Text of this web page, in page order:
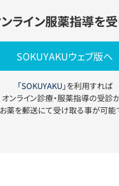
ライン服薬指導を
SOKUYAKUウェブ版へ
「SOKUYAKU」を利用すれば
オンライン診療・服薬指導の受診
お薬を郵送にて受け取る事が可能